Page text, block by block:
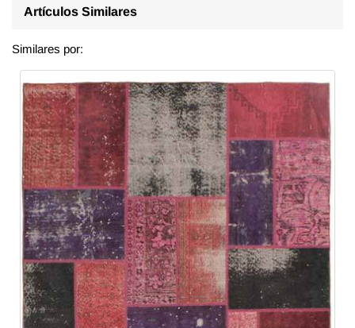
Artículos Similares
Similares por: